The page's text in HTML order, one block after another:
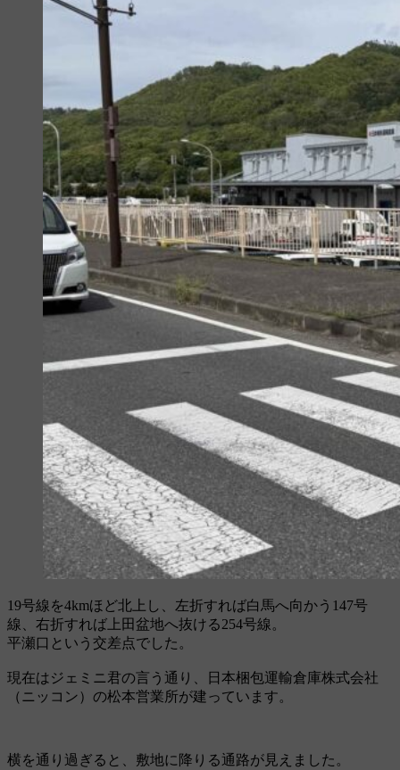
19号線を4kmほど北上し、左折すれば白馬へ向かう147号
線、右折すれば上田盆地へ抜ける254号線。
平瀬口という交差点でした。
現在はジェミニ君の言う通り、日本梱包運輸倉庫株式会社
（ニッコン）の松本営業所が建っています。
横を通り過ぎると、敷地に降りる通路が見えました。